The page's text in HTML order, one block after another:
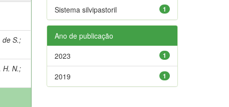
de S.;
H. N.;
1
Sistema silvipastoril
Ano de publicação
1
2023
1
2019